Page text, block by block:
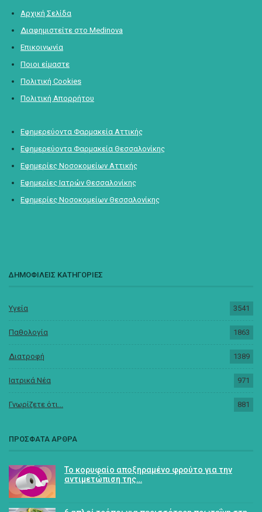
Αρχική Σελίδα
Διαφημιστείτε στο Medinova
Επικοινωνία
Ποιοι είμαστε
Πολιτική Cookies
Πολιτική Απορρήτου
Εφημερεύοντα Φαρμακεία Αττικής
Εφημερεύοντα Φαρμακεία Θεσσαλονίκης
Εφημερίες Νοσοκομείων Αττικής
Εφημερίες Ιατρών Θεσσαλονίκης
Εφημερίες Νοσοκομείων Θεσσαλονίκης
ΔΗΜΟΦΙΛΕΙΣ ΚΑΤΗΓΟΡΙΕΣ
Υγεία 3541
Παθολογία 1863
Διατροφή 1389
Ιατρικά Νέα 971
Γνωρίζετε ότι... 881
ΠΡΟΣΦΑΤΑ ΑΡΘΡΑ
Το κορυφαίο αποξηραμένο φρούτο για την
αντιμετώπιση της…